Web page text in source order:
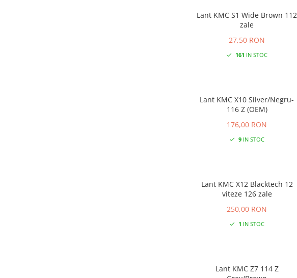
Lant KMC S1 Wide Brown 112
zale
27,50 RON
161 IN STOC
Lant KMC X10 Silver/Negru-
116 Z (OEM)
176,00 RON
9 IN STOC
Lant KMC X12 Blacktech 12
viteze 126 zale
250,00 RON
1 IN STOC
Lant KMC Z7 114 Z